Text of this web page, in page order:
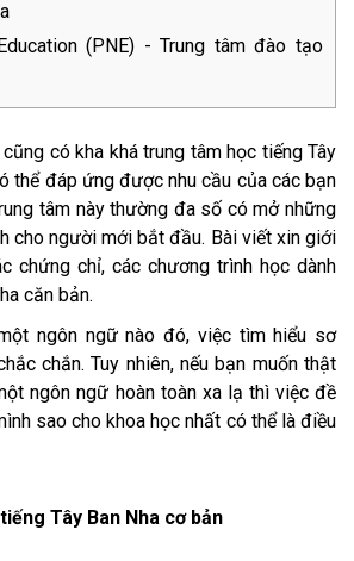
(PNE) - Trung tâm đào tạo
có kha khá trung tâm học tiếng Tây
thể đáp ứng được nhu cầu của các bạn
tâm này thường đa số có mở những
cho người mới bắt đầu. Bài viết xin giới
chứng chỉ, các chương trình học dành
căn bản.
ngôn ngữ nào đó, việc tìm hiểu sơ
chắn. Tuy nhiên, nếu bạn muốn thật
ngôn ngữ hoàn toàn xa lạ thì việc đề
sao cho khoa học nhất có thể là điều
Tây Ban Nha cơ bản